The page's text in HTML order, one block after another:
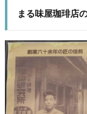
まる味屋珈琲店